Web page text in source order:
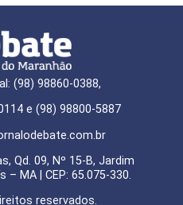
(98) 98860-0388,
e (98) 98800-5887
Qd. 09, Nº 15-B, Jardim
– MA | CEP: 65.075-330.
reservados.